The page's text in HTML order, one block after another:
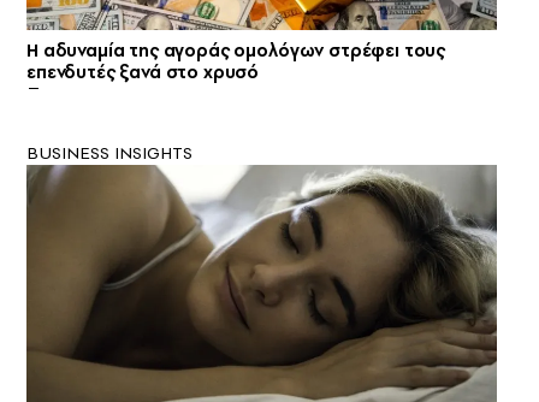
Η αδυναμία της αγοράς ομολόγων στρέφει τους
επενδυτές ξανά στο χρυσό
BUSINESS INSIGHTS